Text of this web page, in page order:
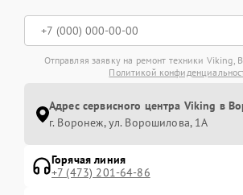
Отправляя заявку на ремонт техники Viking,
Политикой
Адрес сервисного центра Viking в
г. Воронеж, ул. Ворошилова, 1А
Горячая линия
+7 (473) 201-64-86